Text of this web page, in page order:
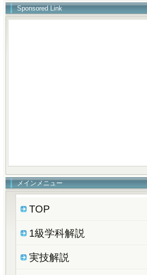
Sponsored Link
メインメニュー
TOP
1級学科解説
実技解説